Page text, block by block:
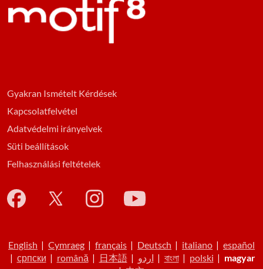
Gyakran Ismételt Kérdések
Kapcsolatfelvétel
Adatvédelmi irányelvek
Süti beállítások
Felhasználási feltételek
English | Cymraeg | français | Deutsch | italiano | español
| српски | română | 日本語| اردو | বাংলা| polski | magyar